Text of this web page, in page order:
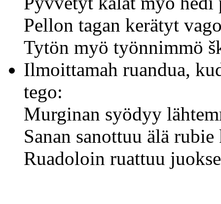
Pellon tagan kerätyt
Tytön myö työnnimmö
Ilmoittamah ruandua,
tego:
Murginan syödyy
Sanan sanottuu älä
Ruadoloin ruattuu